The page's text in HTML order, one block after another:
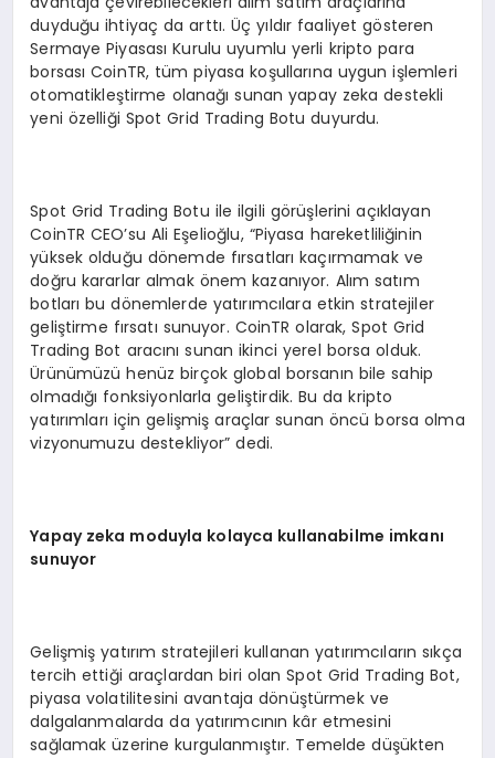
duyduğu ihtiyaç da arttı. Üç yıldır faaliyet gösteren
Sermaye Piyasası Kurulu uyumlu yerli kripto para
borsası CoinTR, tüm piyasa koşullarına uygun işlemleri
otomatikleştirme olanağı sunan yapay zeka destekli
yeni özelliği Spot Grid Trading Botu duyurdu.
Spot Grid Trading Botu ile ilgili görüşlerini açıklayan
CoinTR CEO’su Ali Eşelioğlu, “Piyasa hareketliliğinin
yüksek olduğu dönemde fırsatları kaçırmamak ve
doğru kararlar almak önem kazanıyor. Alım satım
botları bu dönemlerde yatırımcılara etkin stratejiler
geliştirme fırsatı sunuyor. CoinTR olarak, Spot Grid
Trading Bot aracını sunan ikinci yerel borsa olduk.
Ürünümüzü henüz birçok global borsanın bile sahip
olmadığı fonksiyonlarla geliştirdik. Bu da kripto
yatırımları için gelişmiş araçlar sunan öncü borsa olma
vizyonumuzu destekliyor” dedi.
Yapay zeka moduyla kolayca kullanabilme imkanı
sunuyor
Gelişmiş yatırım stratejileri kullanan yatırımcıların sıkça
tercih ettiği araçlardan biri olan Spot Grid Trading Bot,
piyasa volatilitesini avantaja dönüştürmek ve
dalgalanmalarda da yatırımcının kâr etmesini
sağlamak üzerine kurgulanmıştır. Temelde düşükten